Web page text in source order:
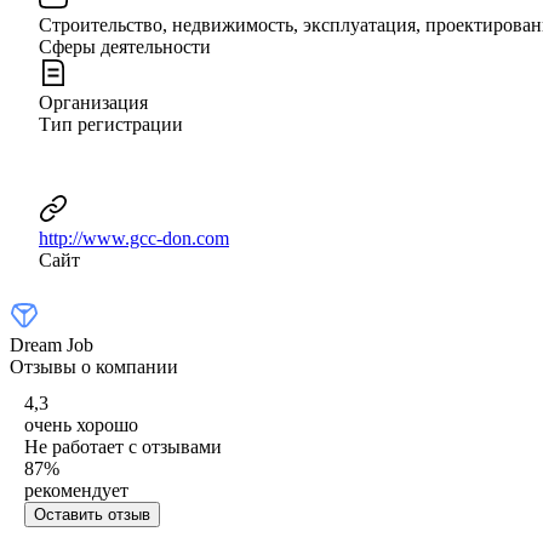
Строительство, недвижимость, эксплуатация,
Сферы деятельности
Организация
Тип регистрации
http://www.gcc-don.com
Сайт
Dream Job
Отзывы о компании
4,3
очень хорошо
Не работает с отзывами
87%
рекомендует
Оставить отзыв